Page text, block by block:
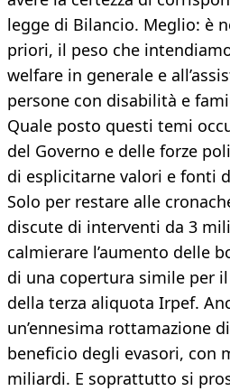
legge di Bilancio. Meglio: è
priori, il peso che
welfare in generale e
persone con disabilità e
Quale posto questi temi
del Governo e delle forze
di esplicitarne valori e fonti
Solo per restare alle
discute di interventi da 3
calmierare l’aumento delle
di una copertura simile per
della terza aliquota Irpef.
un’ennesima rottamazione
beneficio degli evasori, con
miliardi. E soprattutto si